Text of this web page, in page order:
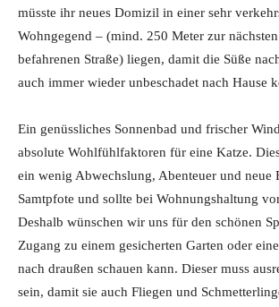
müsste ihr neues Domizil in einer sehr
Wohngegend – (mind. 250 Meter zur
befahrenen Straße) liegen, damit die Süße
auch immer wieder unbeschadet nach Hause
Ein genüssliches Sonnenbad und frischer
absolute Wohlfühlfaktoren für eine Katze.
ein wenig Abwechslung, Abenteuer und neue
Samtpfote und sollte bei Wohnungshaltung
Deshalb wünschen wir uns für den schönen
Zugang zu einem gesicherten Garten oder
nach draußen schauen kann. Dieser muss
sein, damit sie auch Fliegen und